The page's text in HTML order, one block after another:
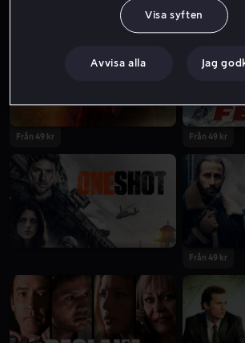
Från 49 kr
Från 49 kr Från 49 kr
Från 49 kr
Visa syften
Avvisa alla Jag